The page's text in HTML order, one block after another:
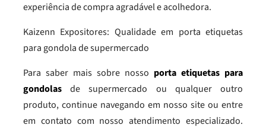
experiência de compra agradável e acolhedora.
Kaizenn Expositores: Qualidade em porta etiquetas
para gondola de supermercado
Para saber mais sobre nosso porta etiquetas para
gondolasde supermercado ou qualquer outro
produto, continue navegando em nosso site ou entre
em contato com nosso atendimento especializado.